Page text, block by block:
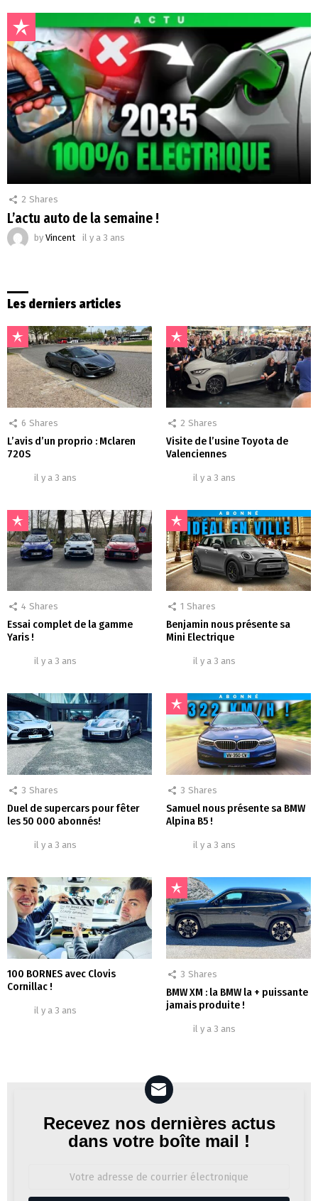
2 Shares
L’actu auto de la semaine !
by Vincent il y a 3 ans
Les derniers articles
6 Shares
L’avis d’un proprio : Mclaren
720S
il y a 3 ans
2 Shares
Visite de l’usine Toyota de
Valenciennes
il y a 3 ans
4 Shares
Essai complet de la gamme
Yaris !
il y a 3 ans
1 Shares
Benjamin nous présente sa
Mini Electrique
il y a 3 ans
3 Shares
Duel de supercars pour fêter
les 50 000 abonnés!
il y a 3 ans
3 Shares
Samuel nous présente sa BMW
Alpina B5 !
il y a 3 ans
100 BORNES avec Clovis
Cornillac !
il y a 3 ans
3 Shares
BMW XM : la BMW la + puissante
jamais produite !
il y a 3 ans
Newsletter
Recevez nos dernières actus
dans votre boîte mail !